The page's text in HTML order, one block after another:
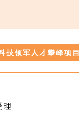
技领军人才攀峰项目
理